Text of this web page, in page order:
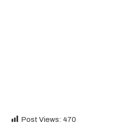
Post Views: 470